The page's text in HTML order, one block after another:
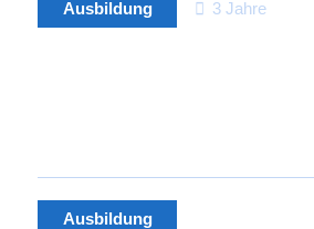
Ausbildung 3 Jahre
Ausbildung